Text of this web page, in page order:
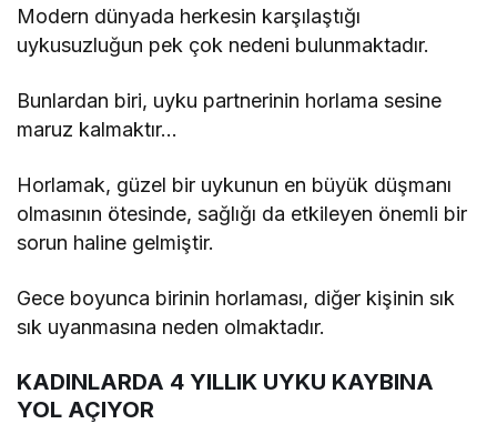
Modern dünyada herkesin karşılaştığı
uykusuzluğun pek çok nedeni bulunmaktadır.
Bunlardan biri, uyku partnerinin horlama sesine
maruz kalmaktır…
Horlamak, güzel bir uykunun en büyük düşmanı
olmasının ötesinde, sağlığı da etkileyen önemli bir
sorun haline gelmiştir.
Gece boyunca birinin horlaması, diğer kişinin sık
sık uyanmasına neden olmaktadır.
KADINLARDA 4 YILLIK UYKU KAYBINA
YOL AÇIYOR